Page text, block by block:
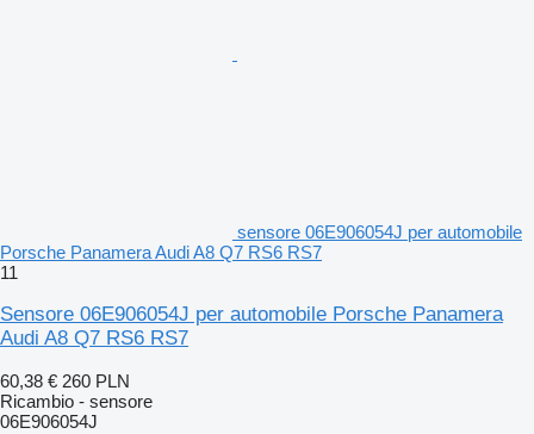
sensore 06E906054J per automobile
Porsche Panamera Audi A8 Q7 RS6 RS7
11
Sensore 06E906054J per automobile Porsche Panamera
Audi A8 Q7 RS6 RS7
60,38 € 260 PLN
Ricambio - sensore
06E906054J